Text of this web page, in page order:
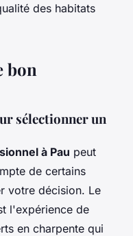
des habitats
bon
sélectionner un
à Pau peut
de certains
votre décision. Le
l'expérience de
en charpente qui